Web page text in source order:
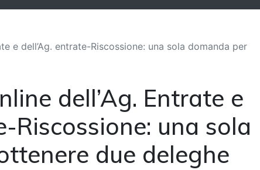
e dell’Ag. entrate-Riscossione: una sola domanda per
dell’Ag. Entrate e
Riscossione: una sola
due deleghe